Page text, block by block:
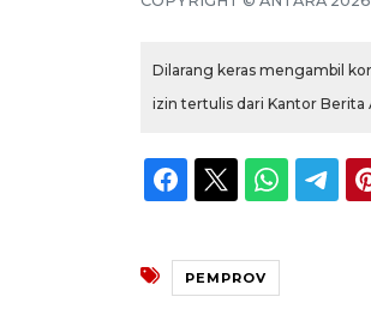
Dilarang keras mengambil
izin tertulis dari Kantor Berita
PEMPROV